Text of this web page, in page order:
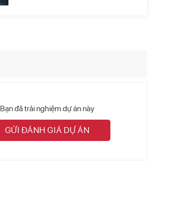
Bạn đã trải nghiệm dự án này
GỬI ĐÁNH GIÁ DỰ ÁN